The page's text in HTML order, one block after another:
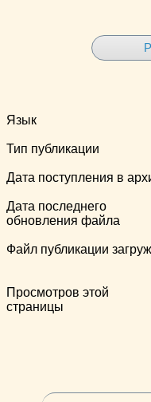
Язык
Тип публикации
Дата поступления в
Дата последнего
обновления файла
Файл публикации
Просмотров этой
страницы